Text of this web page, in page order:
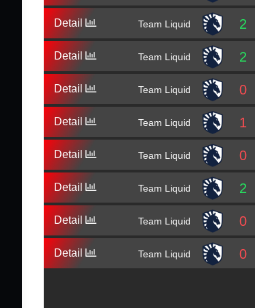
Detail Team Liquid 2
Detail Team Liquid 2
Detail Team Liquid 0
Detail Team Liquid 1
Detail Team Liquid 0
Detail Team Liquid 2
Detail Team Liquid 0
Detail Team Liquid 0